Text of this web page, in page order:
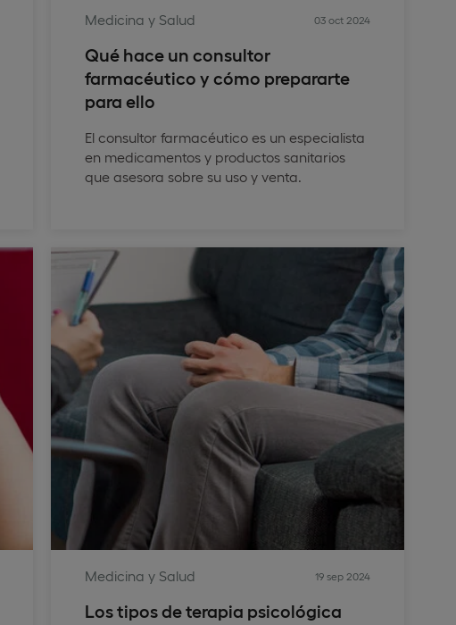
Medicina y Salud 03 oct 2024
Qué hace un consultor
farmacéutico y cómo prepararte
para ello
El consultor farmacéutico es un especialista
en medicamentos y productos sanitarios
que asesora sobre su uso y venta.
Medicina y Salud 19 sep 2024
Los tipos de terapia psicológica